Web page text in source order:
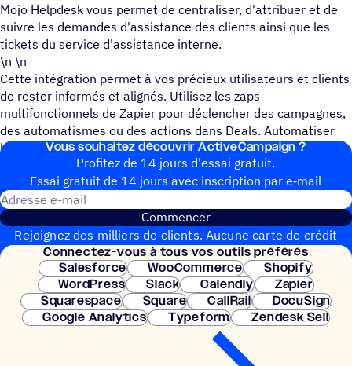
Mojo Helpdesk vous permet de centraliser, d'attribuer et de
suivre les demandes d'assistance des clients ainsi que les
tickets du service d'assistance interne.
\n \n
Cette intégration permet à vos précieux utilisateurs et clients
de rester informés et alignés. Utilisez les zaps
multifonctionnels de Zapier pour déclencher des campagnes,
des automatismes ou des actions dans Deals. Automatiser
les processus et non les relations.
Vous souhai­tez découvrir ActiveCampaign ?
Profitez de 14 jours d'essai gratuit.
Essai gratuit de 14 jours avec inscrip­tion par e‑mail
Commencer
Rejoignez des milliers de clients. Aucune carte de crédit
nécessaire. Configuration instantanée.
Connec­tez-vous à tous vos outils préférés
Salesforce
WooCommerce
Shopify
WordPress
Slack Calendly
Zapier
Squarespace
Square CallRail
DocuSign
Google Analytics
Typeform Zendesk Sell